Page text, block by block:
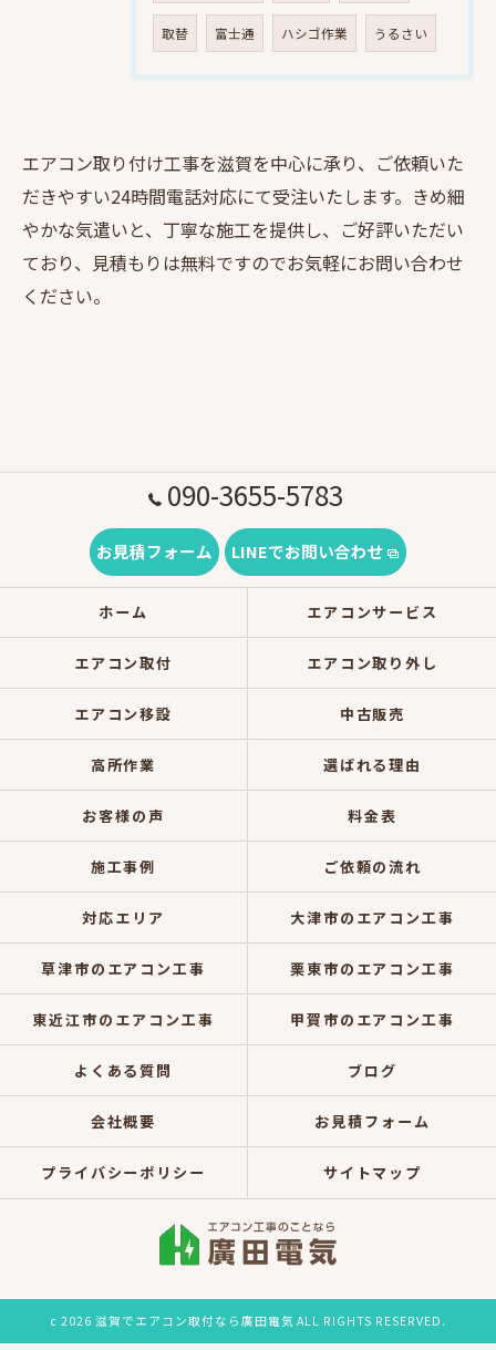
取替 富士通 ハシゴ作業 うるさい
エアコン取り付け工事を滋賀を中心に承り、ご依頼いた
だきやすい24時間電話対応にて受注いたします。きめ細
やかな気遣いと、丁寧な施工を提供し、ご好評いただい
ており、見積もりは無料ですのでお気軽にお問い合わせ
ください。
090-3655-5783
お見積フォーム LINEでお問い合わせ
ホーム エアコンサービス
エアコン取付 エアコン取り外し
エアコン移設 中古販売
高所作業 選ばれる理由
お客様の声 料金表
施工事例 ご依頼の流れ
対応エリア 大津市のエアコン工事
草津市のエアコン工事 栗東市のエアコン工事
東近江市のエアコン工事 甲賀市のエアコン工事
よくある質問 ブログ
会社概要 お見積フォーム
プライバシーポリシー サイトマップ
c 2026 滋賀でエアコン取付なら廣田電気 ALL RIGHTS RESERVED.